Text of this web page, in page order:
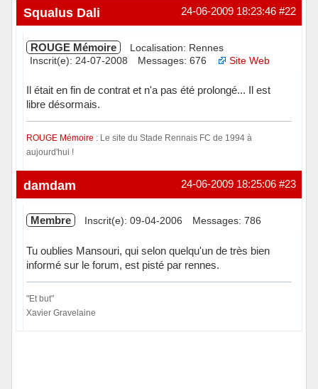
Hors ligne #22
24-06-2009 18:23:46
Squalus Dali
ROUGE Mémoire
Localisation: Rennes
Inscrit(e): 24-07-2008
Messages: 676 Site Web
Il était en fin de contrat et n'a pas été prolongé... Il est
libre désormais.
ROUGE Mémoire : Le site du Stade Rennais FC de 1994 à
aujourd'hui !
Hors ligne #23
24-06-2009 18:25:06
damdam
Membre Inscrit(e): 09-04-2006 Messages: 786
Tu oublies Mansouri, qui selon quelqu'un de très bien
informé sur le forum, est pisté par rennes.
"Et but"
Xavier Gravelaine